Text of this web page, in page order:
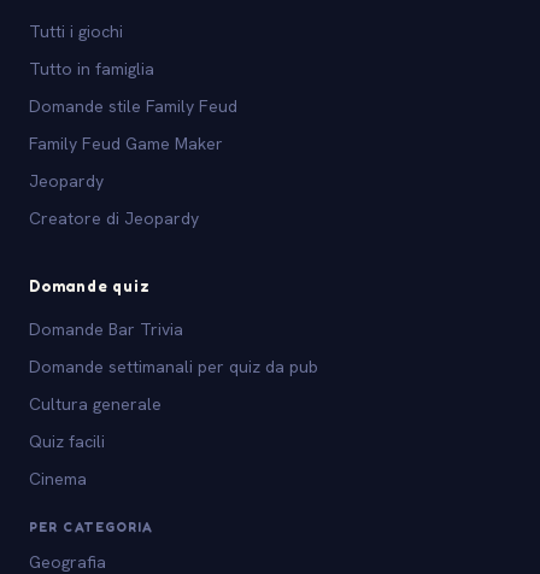
Tutti i giochi
Tutto in famiglia
Domande stile Family Feud
Family Feud Game Maker
Jeopardy
Creatore di Jeopardy
Domande quiz
Domande Bar Trivia
Domande settimanali per quiz da pub
Cultura generale
Quiz facili
Cinema
PER CATEGORIA
Geografia